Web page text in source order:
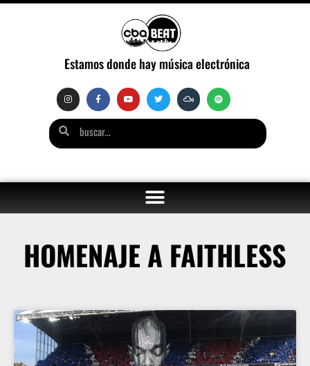
Estamos donde hay música electrónica
HOMENAJE A FAITHLESS